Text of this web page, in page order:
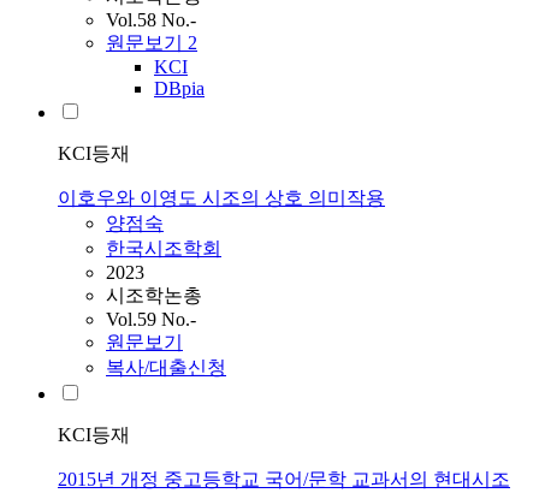
Vol.58 No.-
원문보기 2
KCI
DBpia
KCI등재
이호우와 이영도 시조의 상호 의미작용
양점숙
한국시조학회
2023
시조학논총
Vol.59 No.-
원문보기
복사/대출신청
KCI등재
2015년 개정 중고등학교 국어/문학 교과서의 현대시조